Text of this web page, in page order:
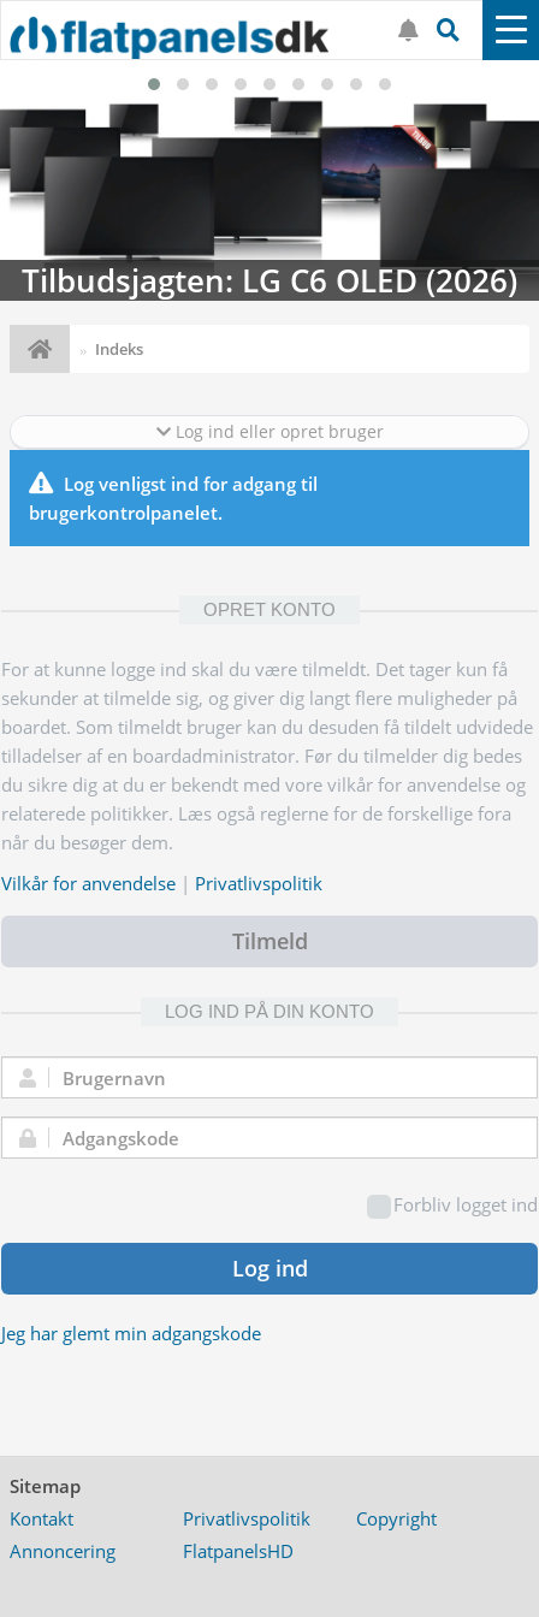
Tilbudsjagten: LG C6 OLED (2026)
Indeks
Log ind eller opret bruger
Log venligst ind for adgang til
brugerkontrolpanelet.
OPRET KONTO
For at kunne logge ind skal du være tilmeldt. Det tager kun få
sekunder at tilmelde sig, og giver dig langt flere muligheder på
boardet. Som tilmeldt bruger kan du desuden få tildelt udvidede
tilladelser af en boardadministrator. Før du tilmelder dig bedes
du sikre dig at du er bekendt med vore vilkår for anvendelse og
relaterede politikker. Læs også reglerne for de forskellige fora
når du besøger dem.
Vilkår for anvendelse | Privatlivspolitik
Tilmeld
LOG IND PÅ DIN KONTO
Brugernavn:
Adgangskode:
Forbliv logget ind
Log ind
Jeg har glemt min adgangskode
Sitemap
Kontakt
Privatlivspolitik
Copyright
Annoncering
FlatpanelsHD